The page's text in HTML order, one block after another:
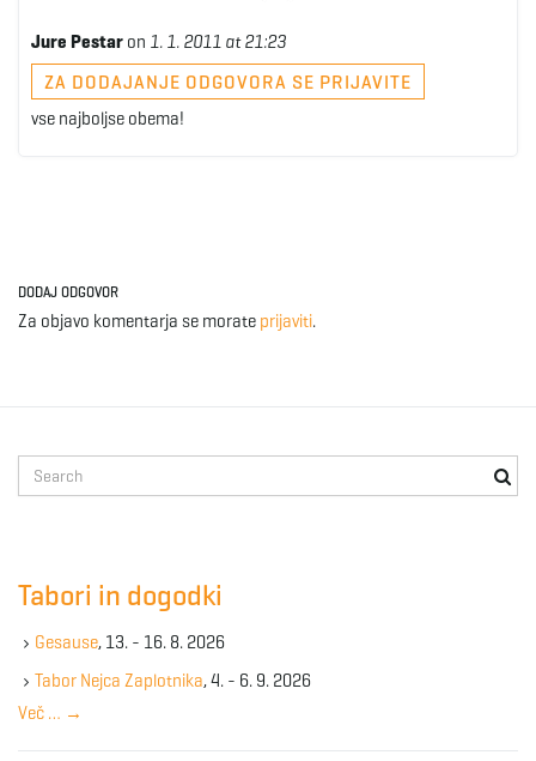
Jure Pestar on 1. 1. 2011 at 21:23
ZA DODAJANJE ODGOVORA SE PRIJAVITE
vse najboljse obema!
DODAJ ODGOVOR
Za objavo komentarja se morate prijaviti.
e
e
y
w
Tabori in dogodki
Gesause, 13. - 16. 8. 2026
Tabor Nejca Zaplotnika, 4. - 6. 9. 2026
Več … →